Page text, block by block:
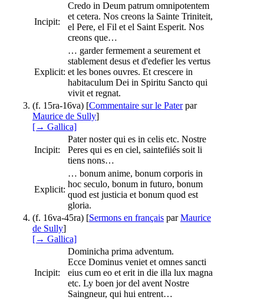
Incipit:
Credo in Deum patrum omnipotentem
et cetera. Nos creons la Sainte Triniteit,
el Pere, el Fil et el Saint Esperit. Nos
creons que…
Explicit:
… garder fermement a seurement et
stablement desus et d'edefier les vertus
et les bones ouvres. Et crescere in
habitaculum Dei in Spiritu Sancto qui
vivit et regnat.
(f. 15ra-16va) [Commentaire sur le Paterpar
Maurice de Sully]
[→ Gallica]
Incipit:
Pater noster qui es in celis etc. Nostre
Peres qui es en ciel, saintefiiés soit li
tiens nons…
Explicit:
… bonum anime, bonum corporis in
hoc seculo, bonum in futuro, bonum
quod est justicia et bonum quod est
gloria.
(f. 16va-45ra) [Sermons en français parMaurice
de Sully]
[→ Gallica]
Incipit:
Dominicha prima adventum.
Ecce Dominus veniet et omnes sancti
eius cum eo et erit in die illa lux magna
etc. Ly boen jor del avent Nostre
Saingneur, qui hui entrent…